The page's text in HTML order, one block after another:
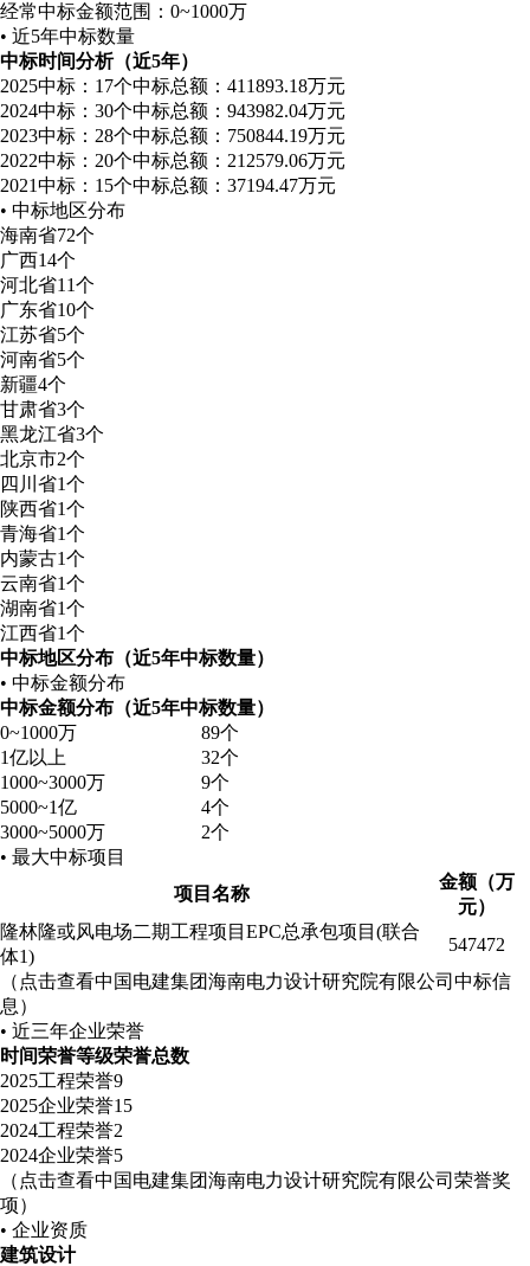
经常中标金额范围： 0~1000万
• 近5年中标数量
中标时间分析（近5年）
2025中标：17个中标总额：411893.18万元
2024中标：30个中标总额：943982.04万元
2023中标：28个中标总额：750844.19万元
2022中标：20个中标总额：212579.06万元
2021中标：15个中标总额：37194.47万元
• 中标地区分布
海南省72个
广西14个
河北省11个
广东省10个
江苏省5个
河南省5个
新疆4个
甘肃省3个
黑龙江省3个
北京市2个
四川省1个
陕西省1个
青海省1个
内蒙古1个
云南省1个
湖南省1个
江西省1个
中标地区分布（近5年中标数量）
• 中标金额分布
中标金额分布（近5年中标数量）
0~1000万
89个
1亿以上
32个
1000~3000万
9个
5000~1亿
4个
3000~5000万
2个
• 最大中标项目
项目名称
金额（万
元）
隆林隆或风电场二期工程项目EPC总承包项目(联合
体1)
547472
（点击查看中国电建集团海南电力设计研究院有限公司中标信
息）
• 近三年企业荣誉
时间荣誉等级荣誉总数
2025工程荣誉9
2025企业荣誉15
2024工程荣誉2
2024企业荣誉5
（点击查看中国电建集团海南电力设计研究院有限公司荣誉奖
项）
• 企业资质
建筑设计